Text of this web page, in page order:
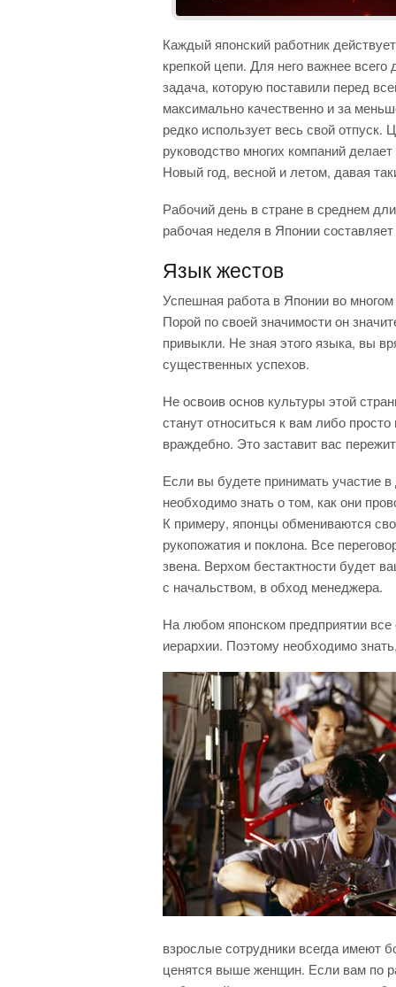
Каждый японский работник
крепкой цепи. Для него важнее
задача, которую поставили перед
максимально качественно и за
редко использует весь свой отпуск.
руководство многих компаний
Новый год, весной и летом, давая
Рабочий день в стране в среднем
рабочая неделя в Японии
Язык жестов
Успешная работа в Японии во
Порой по своей значимости он
привыкли. Не зная этого языка, вы
существенных успехов.
Не освоив основ культуры этой
станут относиться к вам либо
враждебно. Это заставит вас
Если вы будете принимать участие
необходимо знать о том, как они
К примеру, японцы обмениваются
рукопожатия и поклона. Все
звена. Верхом бестактности будет
с начальством, в обход менеджера.
На любом японском предприятии
иерархии. Поэтому необходимо
взрослые сотрудники всегда имеют
ценятся выше женщин. Если вам по